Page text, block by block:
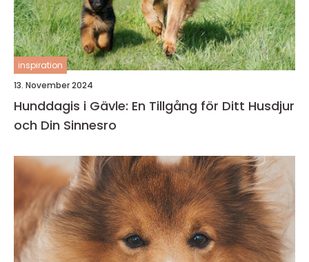
inspiration
13. November 2024
Hunddagis i Gävle: En Tillgång för Ditt Husdjur
och Din Sinnesro